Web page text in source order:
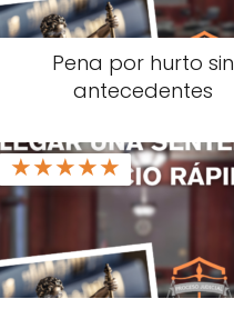
Pena por hurto sin
antecedentes
★★★★★